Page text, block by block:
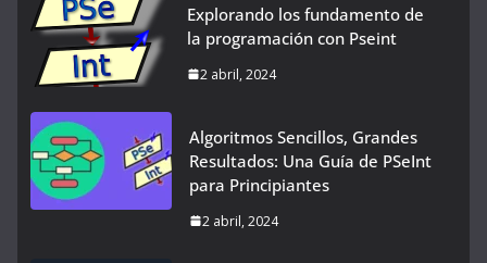
Explorando los fundamento de
la programación con Pseint
2 abril, 2024
Algoritmos Sencillos, Grandes
Resultados: Una Guía de PSeInt
para Principiantes
2 abril, 2024